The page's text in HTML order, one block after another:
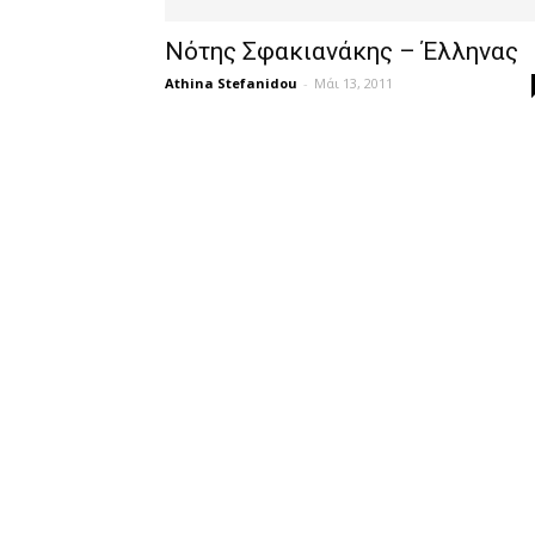
Νότης Σφακιανάκης – Έλληνας
Athina Stefanidou - Μάι 13, 2011